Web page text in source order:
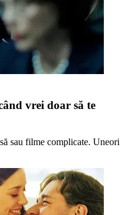
vrei doar să te
sau filme complicate. Uneori